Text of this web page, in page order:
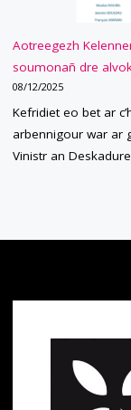
Aotreegezh
soumonañ dre
08/12/2025
Kefridiet eo bet ar
arbennigour war ar
Vinistr an